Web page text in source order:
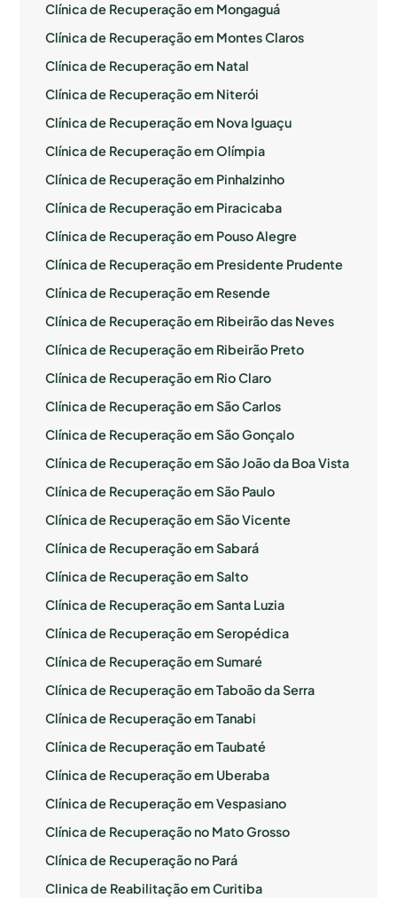
Clínica de Recuperação em Mongaguá
Clínica de Recuperação em Montes Claros
Clínica de Recuperação em Natal
Clínica de Recuperação em Niterói
Clínica de Recuperação em Nova Iguaçu
Clínica de Recuperação em Olímpia
Clínica de Recuperação em Pinhalzinho
Clínica de Recuperação em Piracicaba
Clínica de Recuperação em Pouso Alegre
Clínica de Recuperação em Presidente Prudente
Clínica de Recuperação em Resende
Clínica de Recuperação em Ribeirão das Neves
Clínica de Recuperação em Ribeirão Preto
Clínica de Recuperação em Rio Claro
Clínica de Recuperação em São Carlos
Clínica de Recuperação em São Gonçalo
Clínica de Recuperação em São João da Boa Vista
Clínica de Recuperação em São Paulo
Clínica de Recuperação em São Vicente
Clínica de Recuperação em Sabará
Clínica de Recuperação em Salto
Clínica de Recuperação em Santa Luzia
Clínica de Recuperação em Seropédica
Clínica de Recuperação em Sumaré
Clínica de Recuperação em Taboão da Serra
Clínica de Recuperação em Tanabi
Clínica de Recuperação em Taubaté
Clínica de Recuperação em Uberaba
Clínica de Recuperação em Vespasiano
Clínica de Recuperação no Mato Grosso
Clínica de Recuperação no Pará
Clinica de Reabilitação em Curitiba